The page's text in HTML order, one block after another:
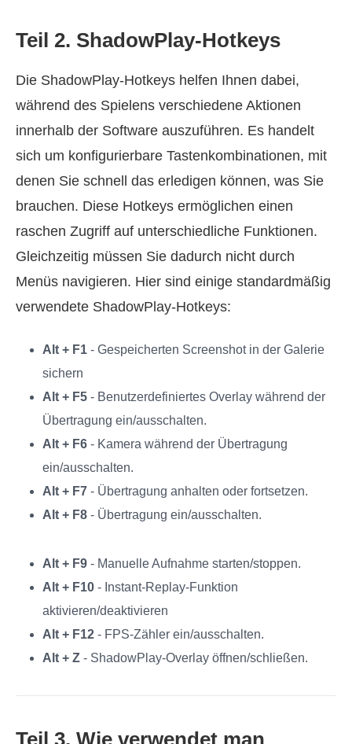
Teil 2. ShadowPlay-Hotkeys
Die ShadowPlay-Hotkeys helfen Ihnen dabei,
während des Spielens verschiedene Aktionen
innerhalb der Software auszuführen. Es handelt
sich um konfigurierbare Tastenkombinationen, mit
denen Sie schnell das erledigen können, was Sie
brauchen. Diese Hotkeys ermöglichen einen
raschen Zugriff auf unterschiedliche Funktionen.
Gleichzeitig müssen Sie dadurch nicht durch
Menüs navigieren. Hier sind einige standardmäßig
verwendete ShadowPlay-Hotkeys:
Alt + F1 - Gespeicherten Screenshot in der Galerie
sichern
Alt + F5 - Benutzerdefiniertes Overlay während der
Übertragung ein/ausschalten.
Alt + F6 - Kamera während der Übertragung
ein/ausschalten.
Alt + F7 - Übertragung anhalten oder fortsetzen.
Alt + F8 - Übertragung ein/ausschalten.
Alt + F9 - Manuelle Aufnahme starten/stoppen.
Alt + F10 - Instant-Replay-Funktion
aktivieren/deaktivieren
Alt + F12 - FPS-Zähler ein/ausschalten.
Alt + Z - ShadowPlay-Overlay öffnen/schließen.